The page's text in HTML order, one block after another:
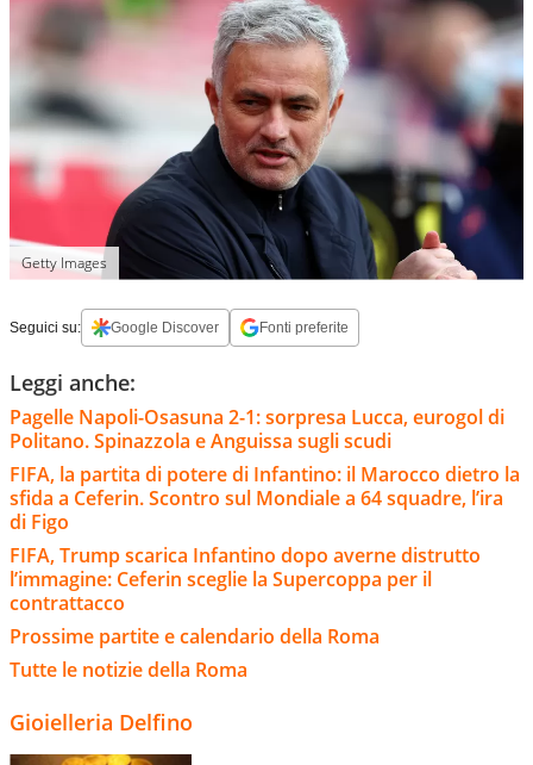
Getty Images
Seguici su: Google Discover Fonti preferite
Leggi anche:
Pagelle Napoli-Osasuna 2-1: sorpresa Lucca, eurogol di
Politano. Spinazzola e Anguissa sugli scudi
FIFA, la partita di potere di Infantino: il Marocco dietro la
sfida a Ceferin. Scontro sul Mondiale a 64 squadre, l’ira
di Figo
FIFA, Trump scarica Infantino dopo averne distrutto
l’immagine: Ceferin sceglie la Supercoppa per il
contrattacco
Prossime partite e calendario della Roma
Tutte le notizie della Roma
Gioielleria Delfino